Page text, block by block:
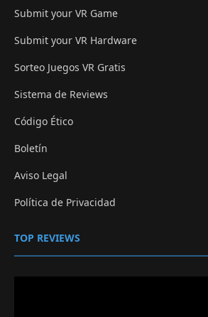
Submit your VR Game
Submit your VR Hardware
Sorteo Juegos VR Gratis
Sistema de Reviews
Código Ético
Boletín
Aviso Legal
Política de Privacidad
TOP REVIEWS